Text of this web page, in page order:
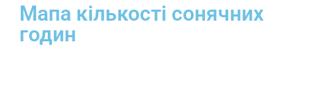
Мапа кількості сонячних
годин